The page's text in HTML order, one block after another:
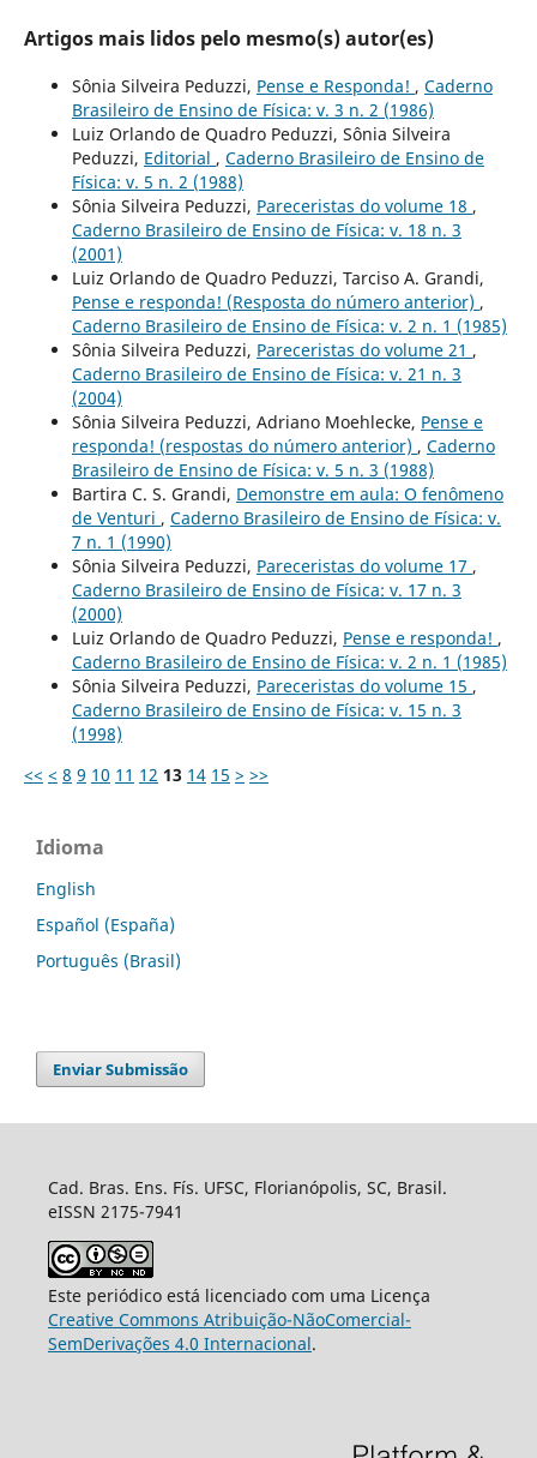
Artigos mais lidos pelo mesmo(s) autor(es)
Sônia Silveira Peduzzi, Pense e Responda! , Caderno
Brasileiro de Ensino de Física: v. 3 n. 2 (1986)
Luiz Orlando de Quadro Peduzzi, Sônia Silveira
Peduzzi, Editorial , Caderno Brasileiro de Ensino de
Física: v. 5 n. 2 (1988)
Sônia Silveira Peduzzi, Pareceristas do volume 18 ,
Caderno Brasileiro de Ensino de Física: v. 18 n. 3
(2001)
Luiz Orlando de Quadro Peduzzi, Tarciso A. Grandi,
Pense e responda! (Resposta do número anterior) ,
Caderno Brasileiro de Ensino de Física: v. 2 n. 1 (1985)
Sônia Silveira Peduzzi, Pareceristas do volume 21 ,
Caderno Brasileiro de Ensino de Física: v. 21 n. 3
(2004)
Sônia Silveira Peduzzi, Adriano Moehlecke, Pense e
responda! (respostas do número anterior) , Caderno
Brasileiro de Ensino de Física: v. 5 n. 3 (1988)
Bartira C. S. Grandi, Demonstre em aula: O fenômeno
de Venturi , Caderno Brasileiro de Ensino de Física: v.
7 n. 1 (1990)
Sônia Silveira Peduzzi, Pareceristas do volume 17 ,
Caderno Brasileiro de Ensino de Física: v. 17 n. 3
(2000)
Luiz Orlando de Quadro Peduzzi, Pense e responda! ,
Caderno Brasileiro de Ensino de Física: v. 2 n. 1 (1985)
Sônia Silveira Peduzzi, Pareceristas do volume 15 ,
Caderno Brasileiro de Ensino de Física: v. 15 n. 3
(1998)
<< < 8 9 10 11 12 13 14 15 > >>
Idioma
English
Español (España)
Português (Brasil)
Enviar Submissão
Cad. Bras. Ens. Fís. UFSC, Florianópolis, SC, Brasil.
eISSN 2175-7941
Este periódico está licenciado com uma Licença
Creative Commons Atribuição-NãoComercial-
SemDerivações 4.0 Internacional.